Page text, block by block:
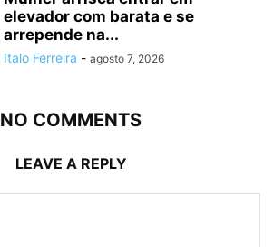
elevador com barata e se
arrepende na...
Italo Ferreira - agosto 7, 2026
NO COMMENTS
LEAVE A REPLY